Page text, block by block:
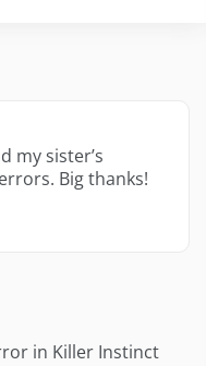
my sister’s
Big thanks!
in Killer Instinct